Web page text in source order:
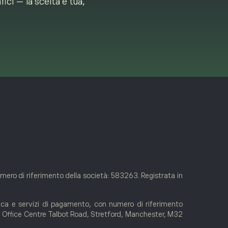
di riferimento della società: 583263. Registrata in
e servizi di pagamento, con numero di riferimento
Centre Talbot Road, Stretford, Manchester, M32